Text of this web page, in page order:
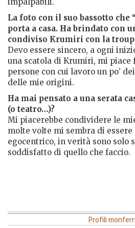
La foto con il suo bassotto che
porta a casa. Ha brindato con
condiviso Krumiri con la
Devo essere sincero, a ogni
una scatola di Krumiri, mi piace
persone con cui lavoro un po’
delle mie origini.
Ha mai pensato a una serata
(o teatro…)?
Mi piacerebbe condividere le
molte volte mi sembra di essere
egocentrico, in verità sono solo
soddisfatto di quello che faccio.
Profili